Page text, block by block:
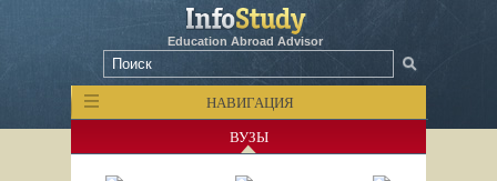
Education Abroad Advisor
НАВИГАЦИЯ
ВУЗЫ